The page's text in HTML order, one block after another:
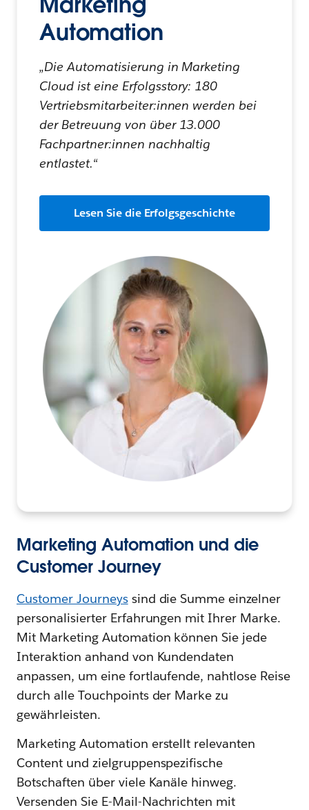
Automation
„Die Automatisierung in Marketing
Cloud ist eine Erfolgsstory: 180
Vertriebsmitarbeiter:innen werden bei
der Betreuung von über 13.000
Fachpartner:innen nachhaltig
entlastet.“
Lesen Sie die Erfolgsgeschichte
Marketing Automation und die
Customer Journey
Customer Journeyssind die Summe einzelner
personalisierter Erfahrungen mit Ihrer Marke.
Mit Marketing Automation können Sie jede
Interaktion anhand von Kundendaten
anpassen, um eine fortlaufende, nahtlose Reise
durch alle Touchpoints der Marke zu
gewährleisten.
Marketing Automation erstellt relevanten
Content und zielgruppenspezifische
Botschaften über viele Kanäle hinweg.
Versenden Sie E-Mail-Nachrichten mit